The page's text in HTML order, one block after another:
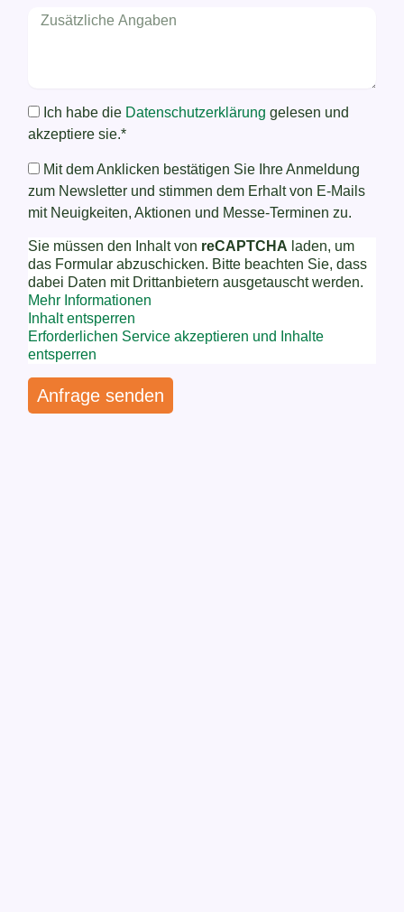
Ich habe die Datenschutzerklärung gelesen und
akzeptiere sie.*
Mit dem Anklicken bestätigen Sie Ihre Anmeldung
zum Newsletter und stimmen dem Erhalt von E-Mails
mit Neuigkeiten, Aktionen und Messe-Terminen zu.
Sie müssen den Inhalt von reCAPTCHA laden, um
das Formular abzuschicken. Bitte beachten Sie, dass
dabei Daten mit Drittanbietern ausgetauscht werden.
Mehr Informationen
Inhalt entsperren
Erforderlichen Service akzeptieren und Inhalte
entsperren
Anfrage senden